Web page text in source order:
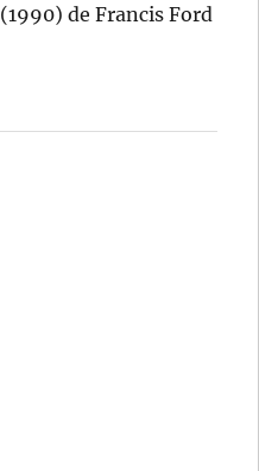
(1990) de Francis Ford